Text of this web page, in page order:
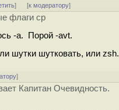
] [к модератору]
флаги cp
-a. Порой -avt.
шутки шутковать, или zsh.
]
Капитан Очевидность.